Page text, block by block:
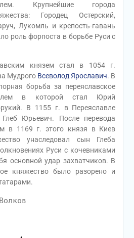
Крупнейшие города
Городец Остерский,
Лукомль и крепость-гавань
роль форпоста в борьбе Руси с
князем стал в 1054 г.
Мудрого Всеволод Ярославич. В
борьба за переяславское
в которой стал Юрий
В 1155 г. в Переяславле
Юрьевич. После перевода
в 1169 г. этого князя в Киев
унаследовал сын Глеба
Руси с кочевниками
основной удар захватчиков. В
княжество было разорено и